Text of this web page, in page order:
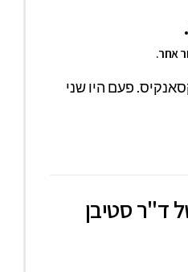
אחר.
פעם היו שני
ד"ר סטיבן